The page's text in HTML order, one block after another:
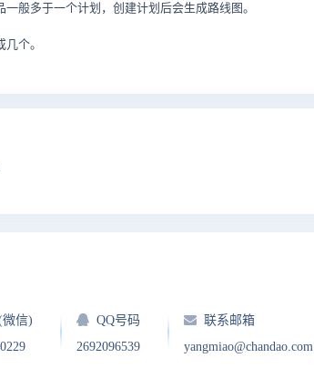
般多于一个计划，创建计划后会生成路线图。
个。
微信)
QQ号码
2692096539
联系邮箱
yangmiao@chandao.com